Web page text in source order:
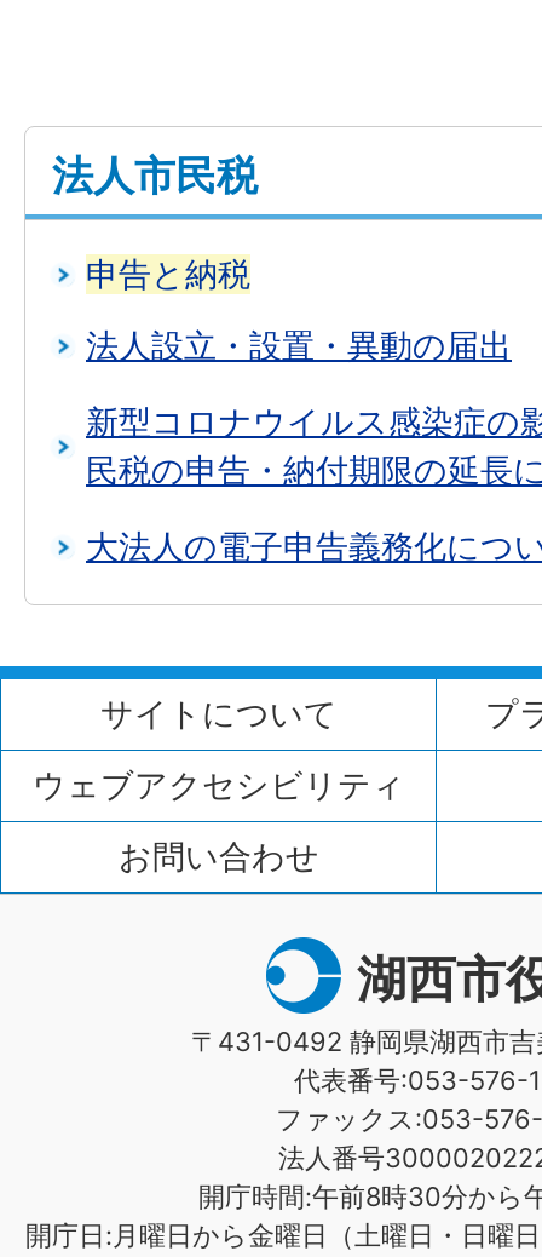
法人市民税
申告と納税
法人設立・設置・異動の届出
新型コロナウイルス感染症の
民税の申告・納付期限の延長
大法人の電子申告義務化につ
サイトについて
プ
ウェブアクセシビリティ
お問い合わせ
湖西市
〒431-0492 静岡県湖西市
代表番号:053-576-
ファックス:053-576-
法人番号
開庁時間:午前8時30分から
開庁日:月曜日から金曜日（土曜日・日曜